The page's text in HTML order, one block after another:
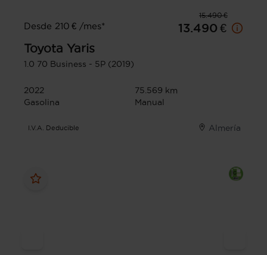
15.490 €
Desde 210 € /mes*
13.490 €
Toyota Yaris
1.0 70 Business - 5P (2019)
2022
75.569 km
Gasolina
Manual
I.V.A. Deducible Almería